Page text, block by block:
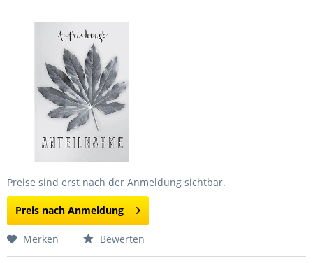
Preise sind erst nach der Anmeldung sichtbar.
Preis nach Anmeldung
Merken Bewerten